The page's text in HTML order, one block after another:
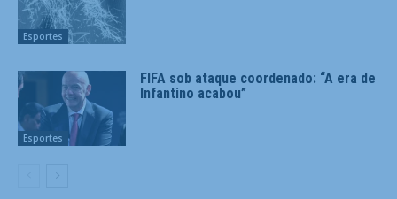
Esportes
Esportes
FIFA sob ataque coordenado: “A era de
Infantino acabou”